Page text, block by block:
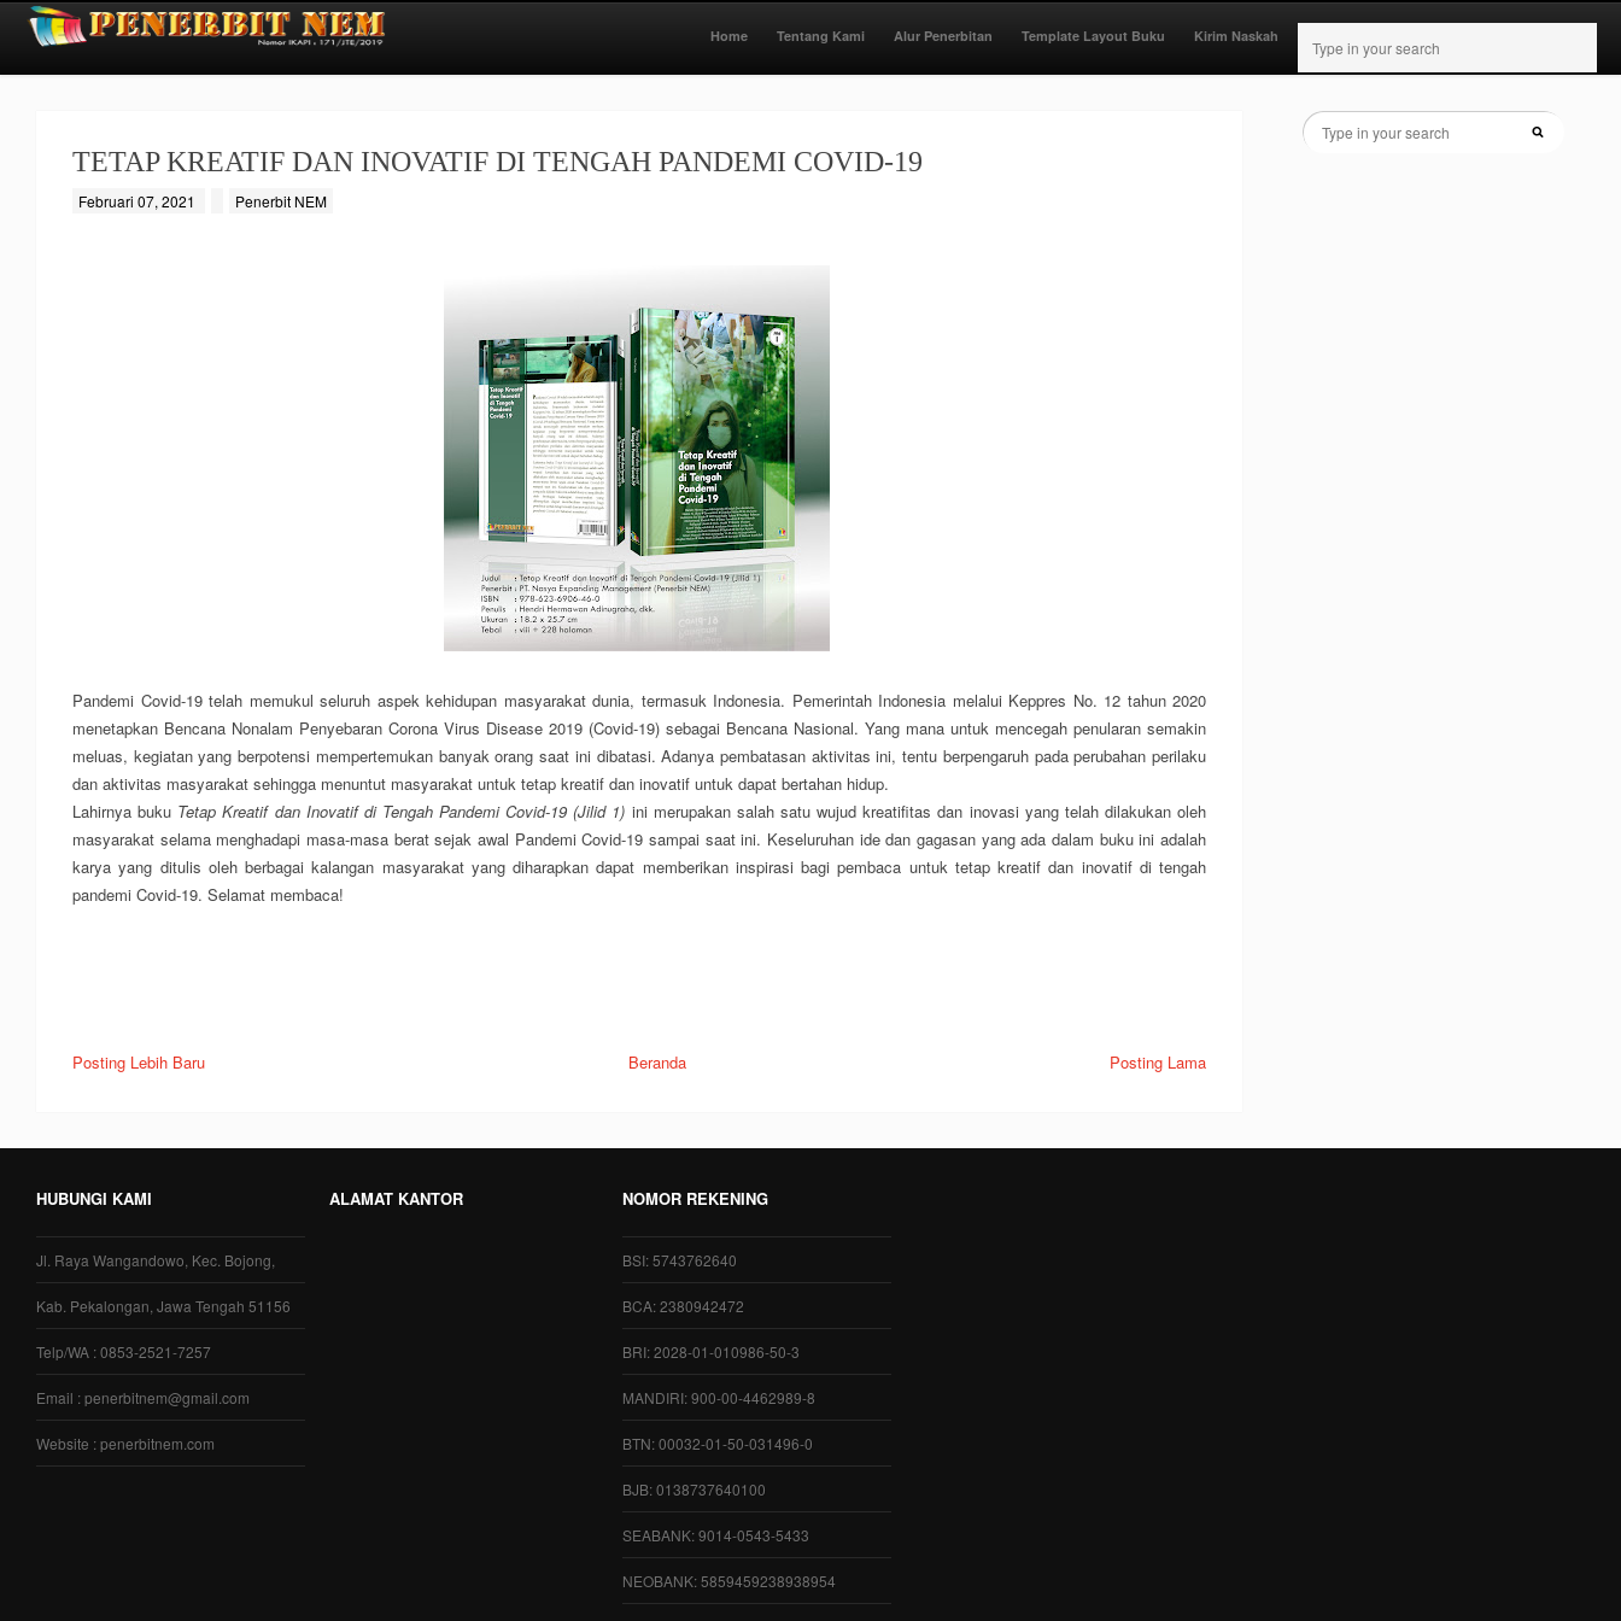
Home Tentang Kami Alur Penerbitan Template Layout Buku Kirim Naskah
TETAP KREATIF DAN INOVATIF DI TENGAH PANDEMI COVID-19
Februari 07, 2021 Penerbit NEM
Pandemi Covid-19 telah memukul seluruh aspek kehidupan masyarakat dunia, termasuk Indonesia. Pemerintah Indonesia melalui Keppres No. 12 tahun 2020
menetapkan Bencana Nonalam Penyebaran Corona Virus Disease 2019 (Covid-19) sebagai Bencana Nasional. Yang mana untuk mencegah penularan semakin
meluas, kegiatan yang berpotensi mempertemukan banyak orang saat ini dibatasi. Adanya pembatasan aktivitas ini, tentu berpengaruh pada perubahan perilaku
dan aktivitas masyarakat sehingga menuntut masyarakat untuk tetap kreatif dan inovatif untuk dapat bertahan hidup.
Lahirnya buku Tetap Kreatif dan Inovatif di Tengah Pandemi Covid-19 (Jilid 1) ini merupakan salah satu wujud kreatifitas dan inovasi yang telah dilakukan oleh
masyarakat selama menghadapi masa-masa berat sejak awal Pandemi Covid-19 sampai saat ini. Keseluruhan ide dan gagasan yang ada dalam buku ini adalah
karya yang ditulis oleh berbagai kalangan masyarakat yang diharapkan dapat memberikan inspirasi bagi pembaca untuk tetap kreatif dan inovatif di tengah
pandemi Covid-19. Selamat membaca!
Posting Lebih Baru Beranda Posting Lama
HUBUNGI KAMI
Jl. Raya Wangandowo, Kec. Bojong,
Kab. Pekalongan, Jawa Tengah 51156
Telp/WA : 0853-2521-7257
Email : penerbitnem@gmail.com
Website : penerbitnem.com
ALAMAT KANTOR NOMOR REKENING
BSI: 5743762640
BCA: 2380942472
BRI: 2028-01-010986-50-3
MANDIRI: 900-00-4462989-8
BTN: 00032-01-50-031496-0
BJB: 0138737640100
SEABANK: 9014-0543-5433
NEOBANK: 5859459238938954